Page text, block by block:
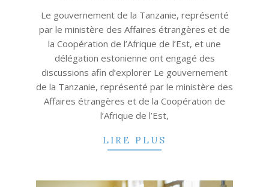
Le gouvernement de la Tanzanie, représenté
par le ministère des Affaires étrangères et de
la Coopération de l’Afrique de l’Est, et une
délégation estonienne ont engagé des
discussions afin d’explorer Le gouvernement
de la Tanzanie, représenté par le ministère des
Affaires étrangères et de la Coopération de
l’Afrique de l’Est,
LIRE PLUS